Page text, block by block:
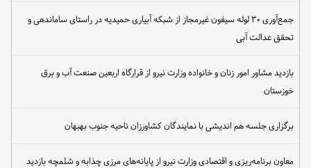
جمع‌آوری ۳۰ لوله سیفون غیرمجاز از شبکه آبیاری حمیدیه در راستای ساماندهی و
تحقق عدالت آبی
بازدید مشاور امور زنان و خانواده وزارت نیرو از قرارگاه اربعین صنعت آب و برق
خوزستان
برگزاری جلسه هم اندیشی با نمایندگان کشاورزان ناحیه جنوب بهبهان
معاون برنامه‌ریزی و اقتصادی وزارت نیرو از پایانه‌های مرزی چذابه و شلمچه بازدید